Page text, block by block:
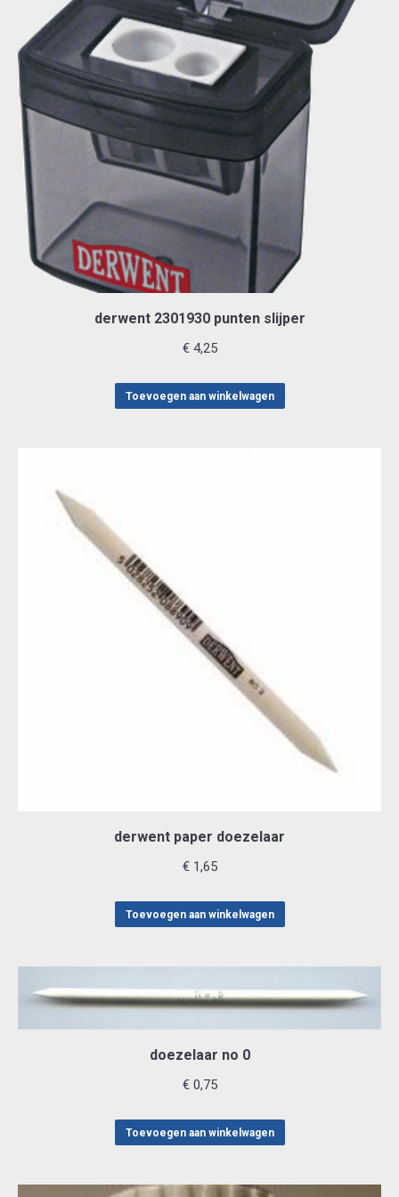
derwent 2301930 punten slijper
€4,25
Toevoegen aan winkelwagen
derwent paper doezelaar
€1,65
Toevoegen aan winkelwagen
doezelaar no 0
€0,75
Toevoegen aan winkelwagen